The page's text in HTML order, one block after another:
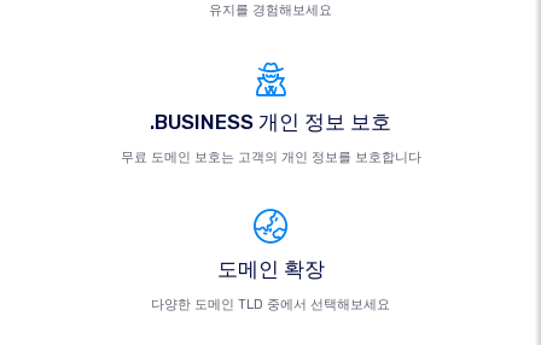
유지를 경험해보세요
.BUSINESS 개인 정보 보호
무료 도메인 보호는 고객의 개인 정보를 보호합니다
도메인 확장
다양한 도메인 TLD 중에서 선택해보세요